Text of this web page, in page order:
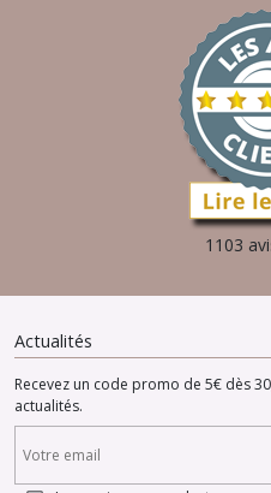
1103
Actualités
Recevez un code promo de 5€ dès
actualités.